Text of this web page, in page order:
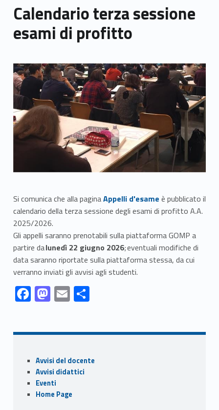
Calendario terza sessione
esami di profitto
Link identifier archive #link-archive-thumb-soap-768
Si comunica che alla pagina Link identifier #identifier__154529-1
Appelli d'esame è pubblicato il
calendario della terza sessione degli esami di profitto A.A.
2025/2026.
Gli appelli saranno prenotabili sulla piattaforma GOMP a
partire dalunedì 22 giugno 2026; eventuali modifiche di
data saranno riportate sulla piattaforma stessa, da cui
verranno inviati gli avvisi agli studenti.
Link identifier #identifier__32589-1
F
ac
b
o
o
k
Link identifier #identifier__177720-2 M
as
d
o
n
Link identifier #identifier__167474-3 E
m
l
Link identifier #identifier__120239-4 C
o
di
vi
Sidebar
Avvisi del docente
Avvisi didattici
Eventi
Home Page